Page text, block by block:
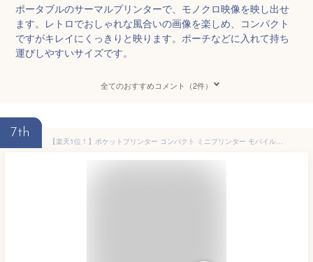
ポータブルのサーマルプリンターで、モノクロ映像を映し出せ
ます。レトロでおしゃれな風合いの画像を楽しめ、コンパクト
ですがキレイにくっきりと映ります。ポーチなどに入れて持ち
運びしやすいサイズです。
全てのおすすめコメント（2件）
7th
【楽天1位！】ポケットプリンター コンパクト ミニプリンター モバイルプリンター サーマルプリンター ポケットプリンター 小型白黒プリンター感熱プリンター携帯プリンター持ち運び Bluetooth搭載 専用APP 200DPI 【日本語説明書】